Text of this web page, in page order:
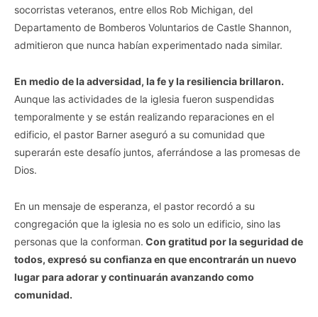
socorristas veteranos, entre ellos Rob Michigan, del
Departamento de Bomberos Voluntarios de Castle Shannon,
admitieron que nunca habían experimentado nada similar.
En medio de la adversidad, la fe y la resiliencia brillaron.
Aunque las actividades de la iglesia fueron suspendidas
temporalmente y se están realizando reparaciones en el
edificio, el pastor Barner aseguró a su comunidad que
superarán este desafío juntos, aferrándose a las promesas de
Dios.
En un mensaje de esperanza, el pastor recordó a su
congregación que la iglesia no es solo un edificio, sino las
personas que la conforman. Con gratitud por la seguridad de
todos, expresó su confianza en que encontrarán un nuevo
lugar para adorar y continuarán avanzando como
comunidad.